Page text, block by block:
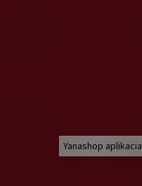
Yanashop aplikacia